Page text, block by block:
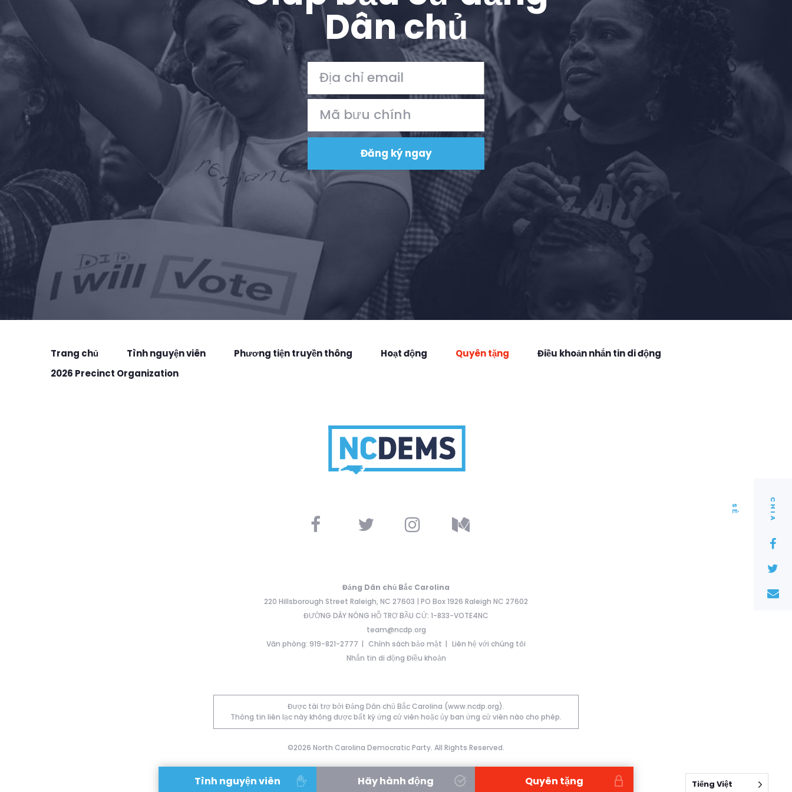
Làm việc với chúng tôi
Nhấn
Bữa tiệc của bạn
Hoạt động
Vote
Quyên tặng
C
H I
A
S
Ẻ
Dân chủ
Trang chủ Tình nguyện viên Phương tiện truyền thông Hoạt động Quyên tặng
Điều khoản nhắn tin di động
2026 Precinct Organization
Đảng Dân chủ Bắc Carolina
220 Hillsborough Street Raleigh, NC 27603 | PO Box 1926 Raleigh NC 27602
ĐƯỜNG DÂY NÓNG HỖ TRỢ BẦU CỬ: 1-833-VOTE4NC
team@ncdp.org
Văn phòng: 919-821-2777
Chính sách bảo mật
Liên hệ với chúng tôi
Nhắn tin di động Điều khoản
Được tài trợ bởi Đảng Dân chủ Bắc Carolina (www.ncdp.org).
Thông tin liên lạc này không được bất kỳ ứng cử viên hoặc ủy ban ứng cử viên nào cho phép.
©2026 North Carolina Democratic Party. All Rights Reserved.
Tình nguyện viên Hãy hành động Quyên tặng Tiếng Việt